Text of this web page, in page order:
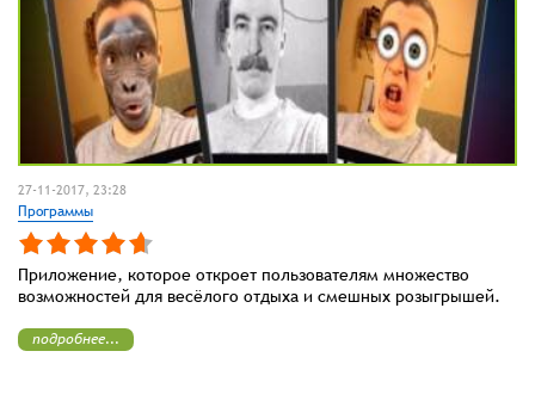
27-11-2017, 23:28
Программы
Приложение, которое откроет пользователям множество
возможностей для весёлого отдыха и смешных розыгрышей.
подробнее...